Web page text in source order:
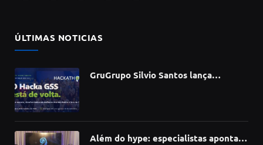
ÚLTIMAS NOTICIAS
GruGrupo Silvio Santos lança
Além do hype: especialistas apontam